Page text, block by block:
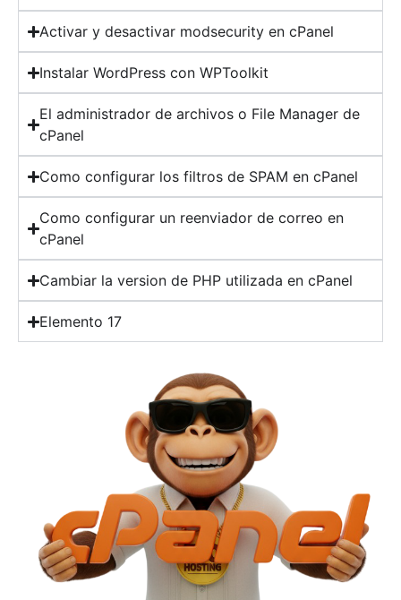
Activar y desactivar modsecurity en cPanel
Instalar WordPress con WPToolkit
El administrador de archivos o File Manager de
cPanel
Como configurar los filtros de SPAM en cPanel
Como configurar un reenviador de correo en
cPanel
Cambiar la version de PHP utilizada en cPanel
Elemento 17